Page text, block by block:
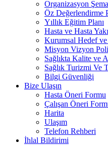
Organizasyon
Öz Değerlendirme
Yıllık Eğitim Planı
Hasta ve Hasta
Kurumsal Hedef
Misyon Vizyon
Sağlıkta Kalite ve
Sağlık Turizmi Ve
Bilgi Güvenliği
Bize Ulaşın
Hasta Öneri Formu
Çalışan Öneri
Harita
Ulaşım
Telefon Rehberi
İhlal Bildirimi